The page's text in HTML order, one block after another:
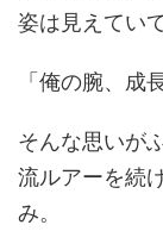
姿は見えてい
「俺の腕、成
そんな思いが
流ルアーを続
み。